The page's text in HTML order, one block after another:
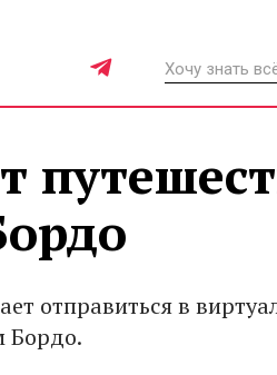
отправиться в
Бордо.